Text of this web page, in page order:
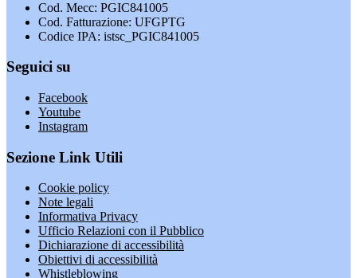
Cod. Mecc: PGIC841005
Cod. Fatturazione: UFGPTG
Codice IPA: istsc_PGIC841005
Seguici su
Facebook
Youtube
Instagram
Sezione Link Utili
Cookie policy
Note legali
Informativa Privacy
Ufficio Relazioni con il Pubblico
Dichiarazione di accessibilità
Obiettivi di accessibilità
Whistleblowing